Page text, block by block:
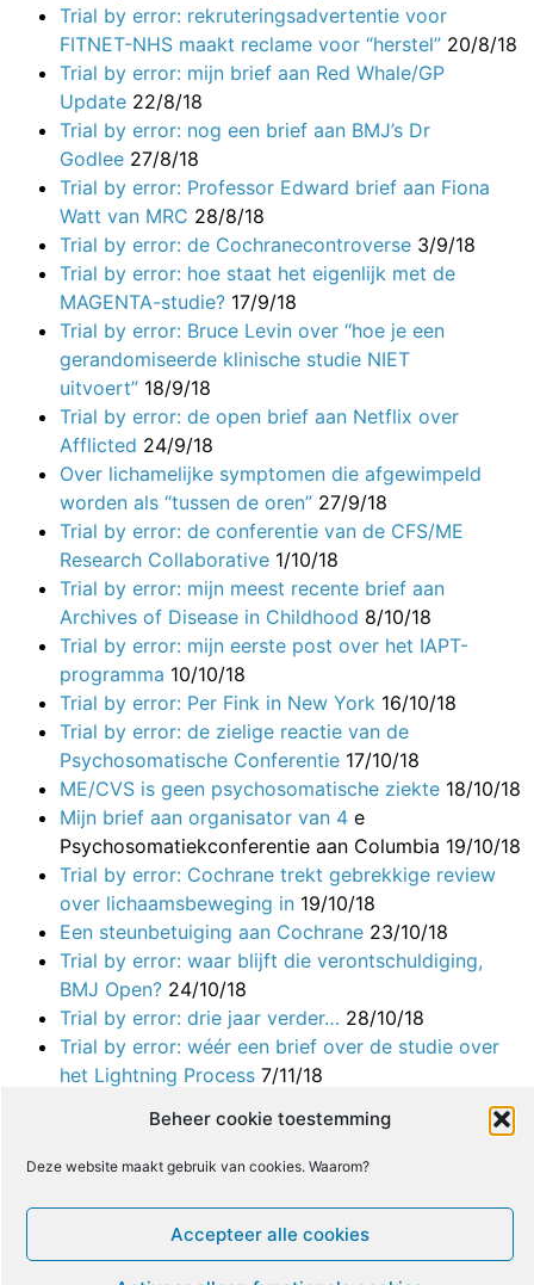
Beheer cookie toestemming
Deze website maakt gebruik van cookies. Waarom?
Accepteer alle cookies
Trial by error: rekruteringsadvertentie voor
FITNET-NHS maakt reclame voor “herstel” 20/8/18
Trial by error: mijn brief aan Red Whale/GP
Update 22/8/18
Trial by error: nog een brief aan BMJ’s Dr
Godlee 27/8/18
Trial by error: Professor Edward brief aan Fiona
Watt van MRC 28/8/18
Trial by error: de Cochranecontroverse 3/9/18
Trial by error: hoe staat het eigenlijk met de
MAGENTA-studie? 17/9/18
Trial by error: Bruce Levin over “hoe je een
gerandomiseerde klinische studie NIET
uitvoert” 18/9/18
Trial by error: de open brief aan Netflix over
Afflicted 24/9/18
Over lichamelijke symptomen die afgewimpeld
worden als “tussen de oren” 27/9/18
Trial by error: de conferentie van de CFS/ME
Research Collaborative 1/10/18
Trial by error: mijn meest recente brief aan
Archives of Disease in Childhood 8/10/18
Trial by error: mijn eerste post over het IAPT-
programma 10/10/18
Trial by error: Per Fink in New York 16/10/18
Trial by error: de zielige reactie van de
Psychosomatische Conferentie 17/10/18
ME/CVS is geen psychosomatische ziekte 18/10/18
Mijn brief aan organisator van 4 e
Psychosomatiekconferentie aan Columbia 19/10/18
Trial by error: Cochrane trekt gebrekkige review
over lichaamsbeweging in 19/10/18
Een steunbetuiging aan Cochrane 23/10/18
Trial by error: waar blijft die verontschuldiging,
BMJ Open? 24/10/18
Trial by error: drie jaar verder… 28/10/18
Trial by error: wéér een brief over de studie over
het Lightning Process 7/11/18
professor Sharpe8/11/18
Trial by error: hoe ontwijk je ethische
19/11/18
Trial by error: goed nieuws over Cochrane